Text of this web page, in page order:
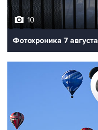
10
Фотохроника 7 августа